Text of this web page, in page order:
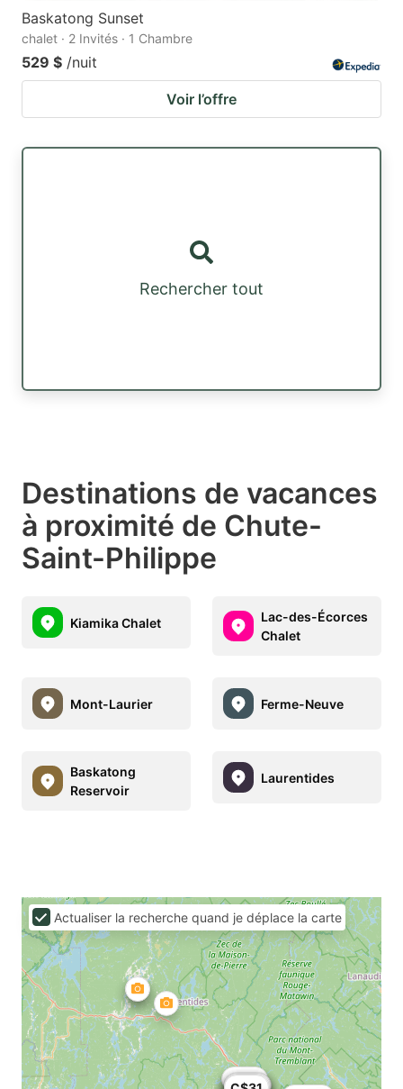
Baskatong Sunset
chalet · 2 Invités · 1 Chambre
529 $ /nuit
Voir l’offre
Rechercher tout
Destinations de vacances
à proximité de Chute-
Saint-Philippe
Kiamika Chalet
Lac-des-Écorces
Chalet
Mont-Laurier Ferme-Neuve
Baskatong
Reservoir
Laurentides
C$43
Actualiser la recherche quand je déplace la carte